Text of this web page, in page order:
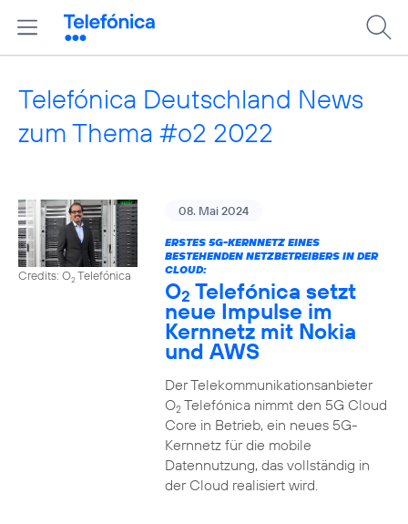
Telefónica Deutschland News
zum Thema #o2 2022
Credits: O2Telefónica
08. Mai 2024
ERSTES 5G-KERNNETZ EINES
BESTEHENDEN NETZBETREIBERS IN DER
CLOUD:
O2 Telefónica setzt
neue Impulse im
Kernnetz mit Nokia
und AWS
Der Telekommunikationsanbieter
O2Telefónica nimmt den 5G Cloud
Core in Betrieb, ein neues 5G-
Kernnetz für die mobile
Datennutzung, das vollständig in
der Cloud realisiert wird.